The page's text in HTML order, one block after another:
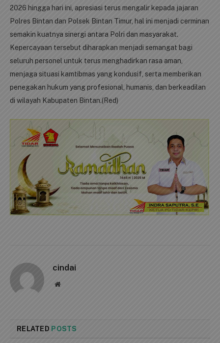
2026 hingga hari ini, apresiasi terus mengalir kepada jajaran
Polres Bintan dan Polsek Bintan Timur, hal ini menjadi cerminan
semakin kuatnya sinergi antara Polri dan masyarakat.
Kepercayaan tersebut diharapkan menjadi semangat bagi
seluruh personel untuk terus menghadirkan rasa aman,
menjaga situasi kamtibmas yang kondusif, serta memberikan
penegakan hukum yang profesional, humanis, dan berkeadilan
di wilayah Kabupaten Bintan.(Red)
cindai
Website
RELATED POSTS